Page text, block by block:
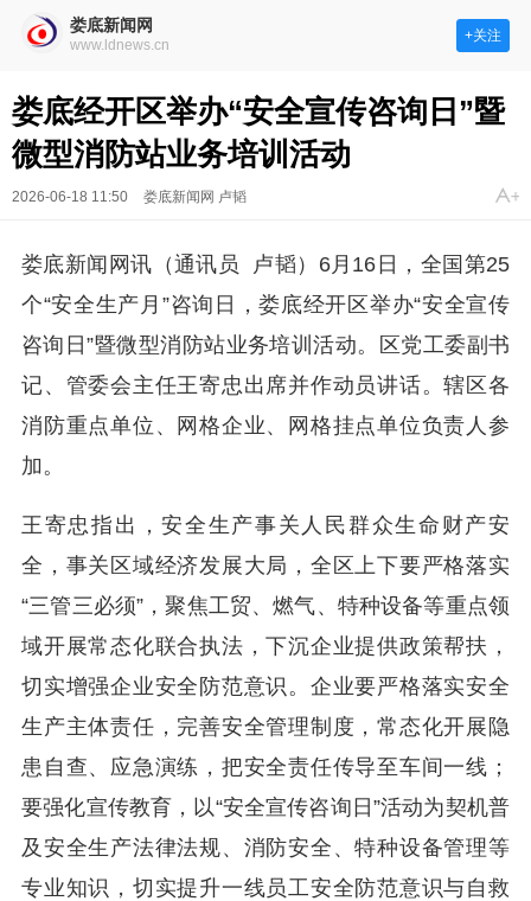
娄底新闻网
www.ldnews.cn
+关注
娄底经开区举办“安全宣传咨询日”暨
微型消防站业务培训活动
2026-06-18 11:50 娄底新闻网 卢韬
娄底新闻网讯（通讯员 卢韬）6月16日，全国第25
个“安全生产月”咨询日，娄底经开区举办“安全宣传
咨询日”暨微型消防站业务培训活动。区党工委副书
记、管委会主任王寄忠出席并作动员讲话。辖区各
消防重点单位、网格企业、网格挂点单位负责人参
加。
王寄忠指出，安全生产事关人民群众生命财产安
全，事关区域经济发展大局，全区上下要严格落实
“三管三必须”，聚焦工贸、燃气、特种设备等重点领
域开展常态化联合执法，下沉企业提供政策帮扶，
切实增强企业安全防范意识。企业要严格落实安全
生产主体责任，完善安全管理制度，常态化开展隐
患自查、应急演练，把安全责任传导至车间一线；
要强化宣传教育，以“安全宣传咨询日”活动为契机普
及安全生产法律法规、消防安全、特种设备管理等
专业知识，切实提升一线员工安全防范意识与自救